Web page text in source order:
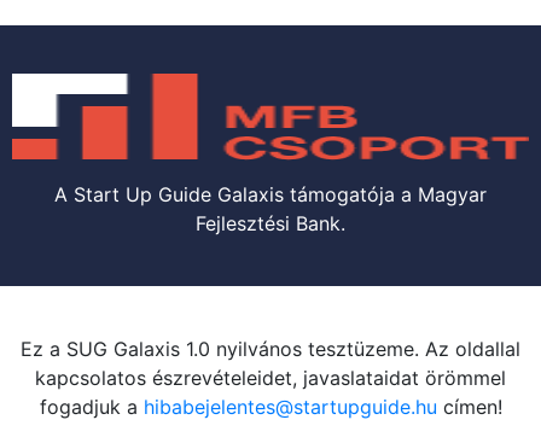
A Start Up Guide Galaxis támogatója a Magyar
Fejlesztési Bank.
Ez a SUG Galaxis 1.0 nyilvános tesztüzeme. Az oldallal
kapcsolatos észrevételeidet, javaslataidat örömmel
fogadjuk a hibabejelentes@startupguide.hu címen!